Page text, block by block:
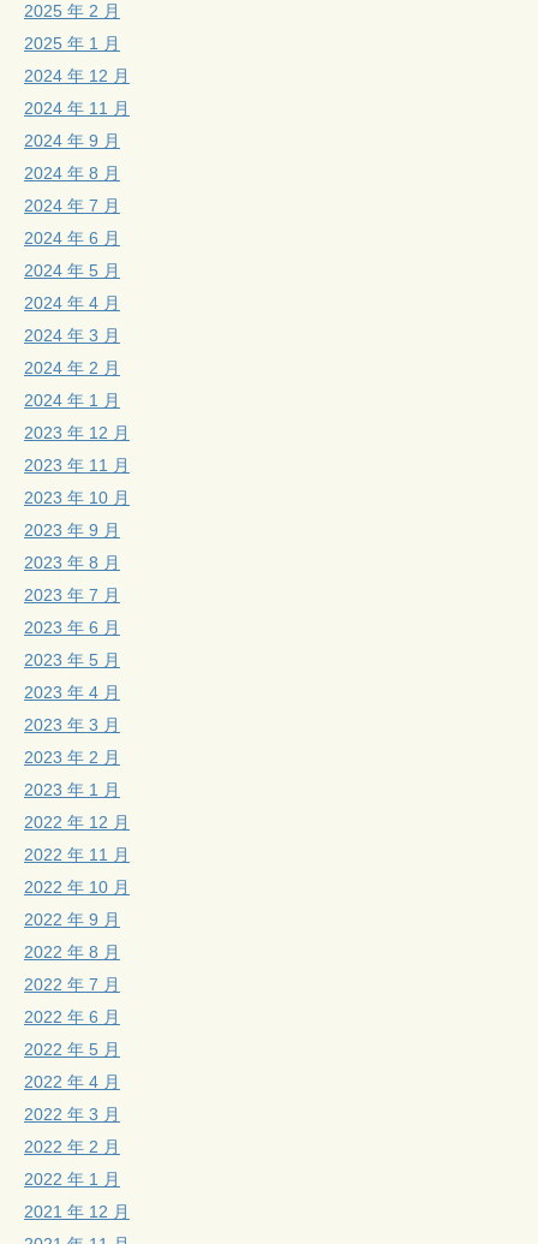
2025 年 2 月
2025 年 1 月
2024 年 12 月
2024 年 11 月
2024 年 9 月
2024 年 8 月
2024 年 7 月
2024 年 6 月
2024 年 5 月
2024 年 4 月
2024 年 3 月
2024 年 2 月
2024 年 1 月
2023 年 12 月
2023 年 11 月
2023 年 10 月
2023 年 9 月
2023 年 8 月
2023 年 7 月
2023 年 6 月
2023 年 5 月
2023 年 4 月
2023 年 3 月
2023 年 2 月
2023 年 1 月
2022 年 12 月
2022 年 11 月
2022 年 10 月
2022 年 9 月
2022 年 8 月
2022 年 7 月
2022 年 6 月
2022 年 5 月
2022 年 4 月
2022 年 3 月
2022 年 2 月
2022 年 1 月
2021 年 12 月